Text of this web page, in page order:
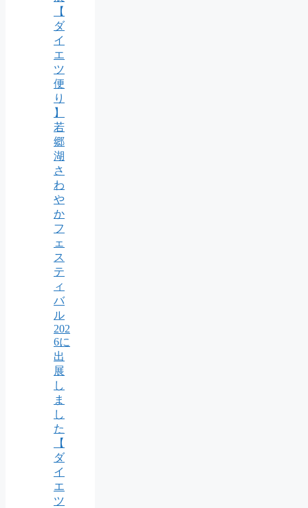
【
ダ
イ
エ
ツ
便
り
】
若
郷
湖
さ
わ
や
か
フ
ェ
ス
テ
ィ
バ
ル
202
6に
出
展
し
ま
し
た
【
ダ
イ
エ
ツ